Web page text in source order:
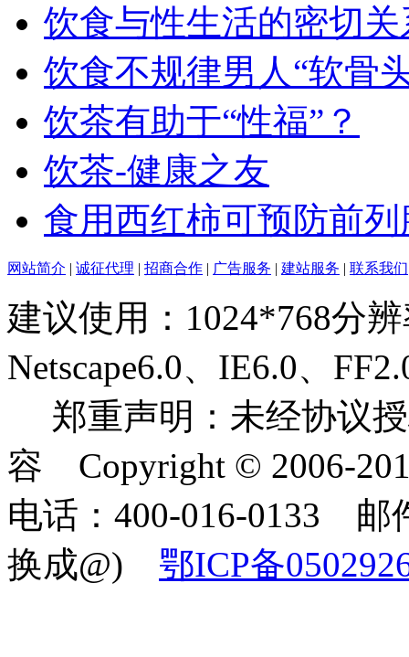
饮食与性生活的密切关
饮食不规律男人“软骨
饮茶有助于“性福”？
饮茶-健康之友
食用西红柿可预防前列
网站简介 | 诚征代理 | 招商合作 | 广告服务 | 建站服务 | 联系我们
建议使用：1024*768分
Netscape6.0、IE6.0、
郑重声明：未经协议
容 Copyright © 2006-
电话：400-016-0133 邮
换成@) 鄂ICP备